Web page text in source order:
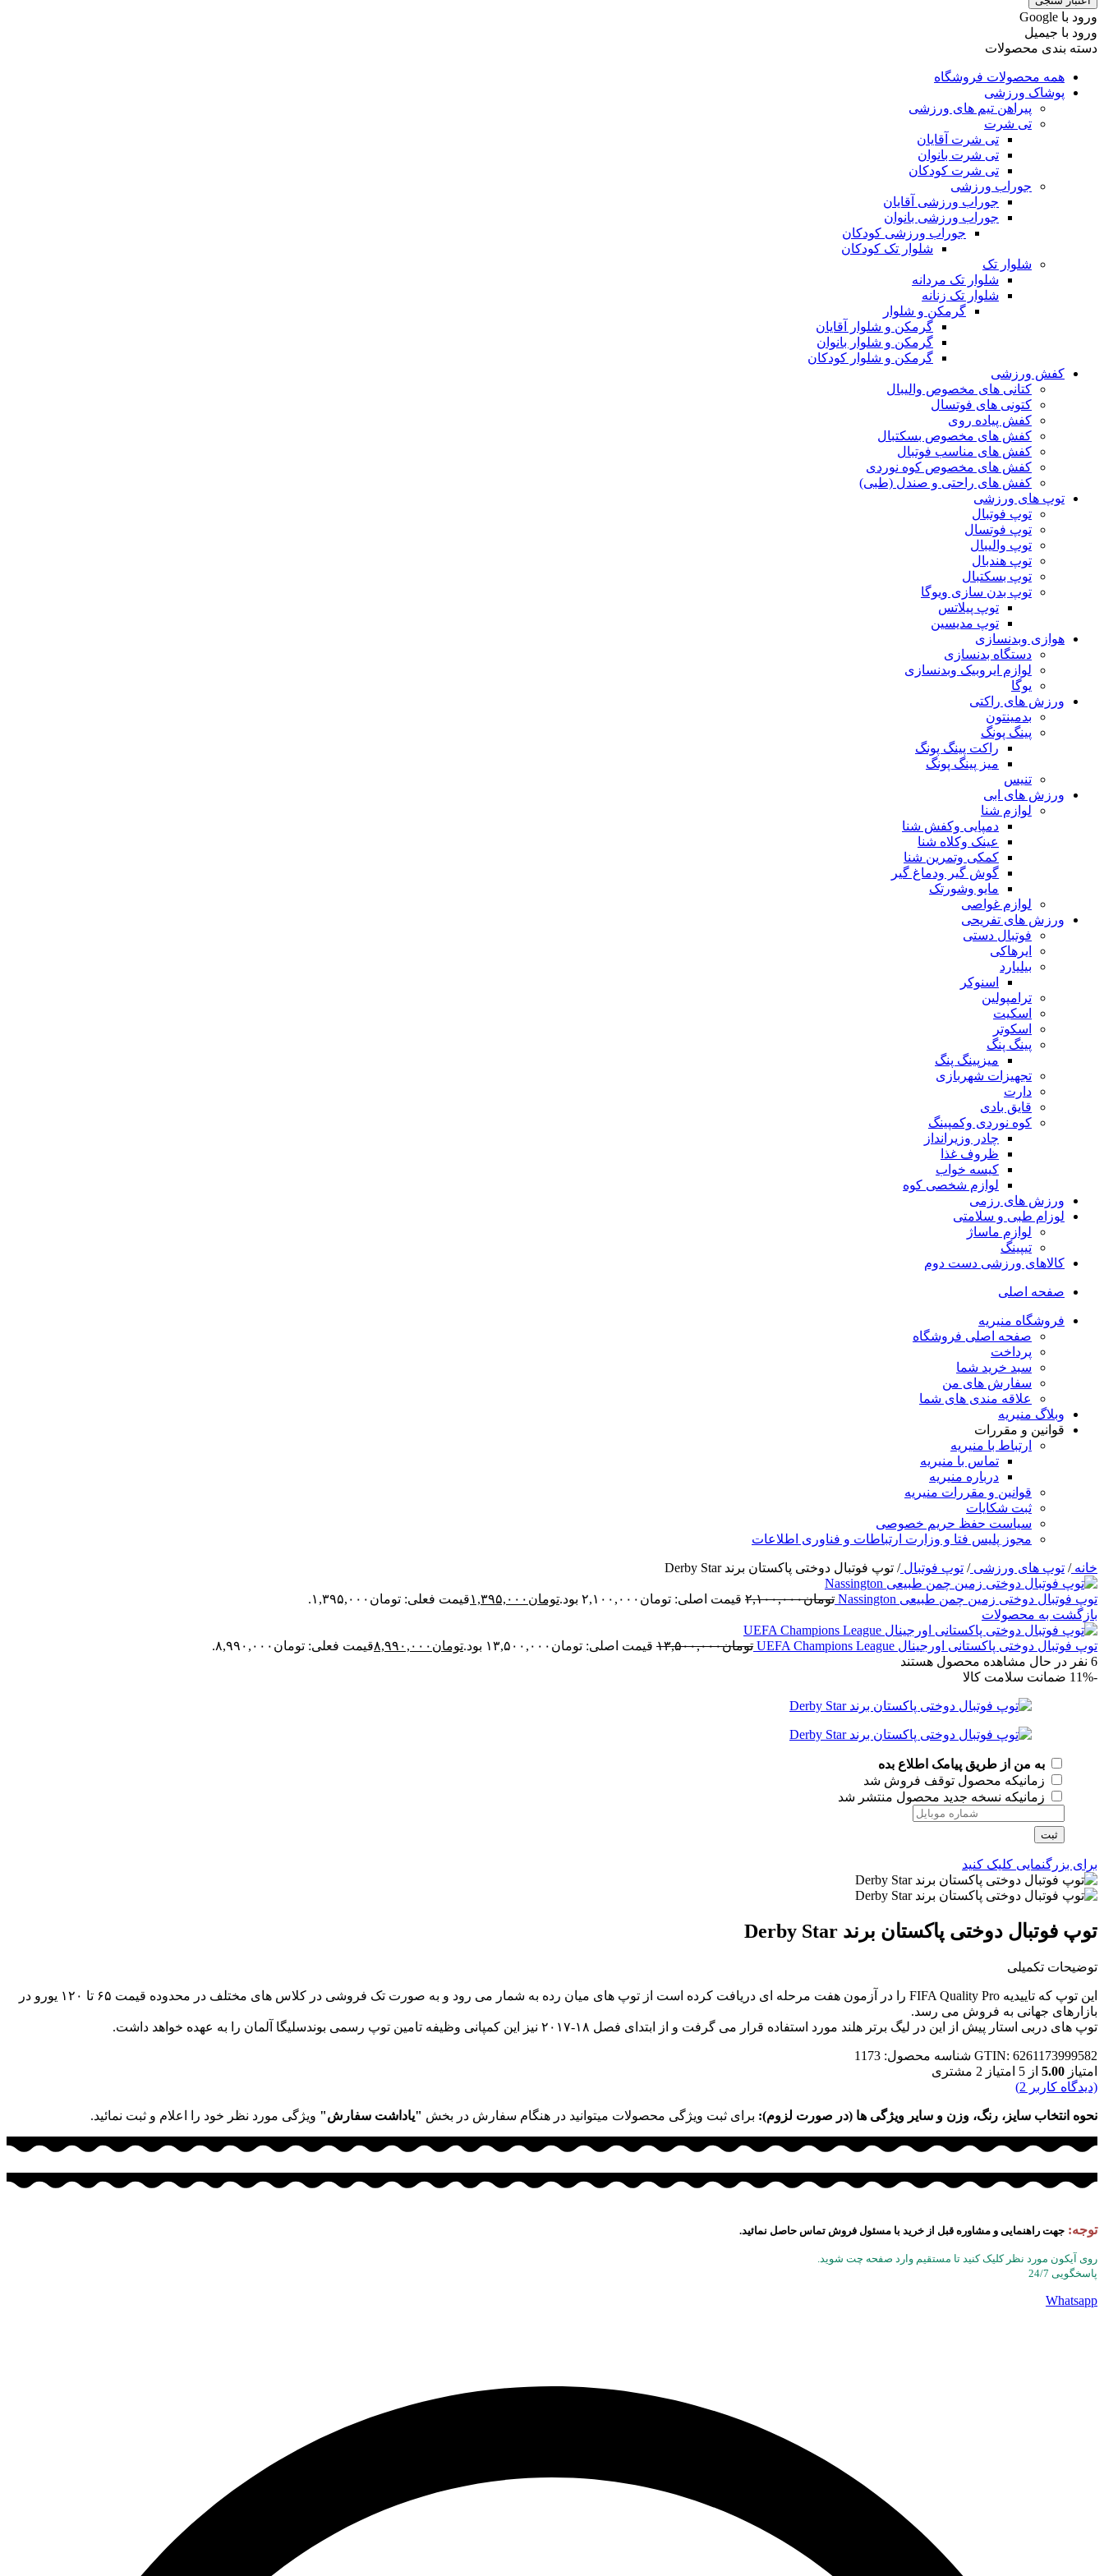
ورود با ‫Google
ورود با جیمیل
دسته بندی محصولات
همه محصولات فروشگاه
پوشاک ورزشی
پیراهن تیم های ورزشی
تی شرت
تی شرت آقایان
تی شرت بانوان
تی شرت کودکان
جوراب ورزشی
جوراب ورزشی آقایان
جوراب ورزشی بانوان
جوراب ورزشی کودکان
شلوار تک کودکان
شلوار تک
شلوار تک مردانه
شلوار تک زنانه
گرمکن و شلوار
گرمکن و شلوار آقایان
گرمکن و شلوار بانوان
گرمکن و شلوار کودکان
کفش ورزشی
کتانی های مخصوص والیبال
کتونی های فوتسال
کفش پیاده روی
کفش های مخصوص بسکتبال
کفش های مناسب فوتبال
کفش های مخصوص کوه نوردی
کفش های راحتی و صندل (طبی)
توپ های ورزشی
توپ فوتبال
توپ فوتسال
توپ والیبال
توپ هندبال
توپ بسکتبال
توپ بدن سازی ویوگا
توپ پیلاتس
توپ مدیسین
هوازی وبدنسازی
دستگاه بدنسازی
لوازم ایروبیک وبدنسازی
یوگا
ورزش های راکتی
بدمینتون
پینگ پونگ
راکت پینگ پونگ
میز پینگ پونگ
تنیس
ورزش های ابی
لوازم شنا
دمپایی وکفش شنا
عینک وکلاه شنا
کمکی وتمرین شنا
گوش گیر ودماغ گیر
مایو وشورتک
لوازم غواصی
ورزش های تفریحی
فوتبال دستی
ایرهاکی
بیلیارد
اسنوکر
ترامپولین
اسکیت
اسکوتر
پینگ پنگ
میزپینگ پنگ
تجهیزات شهربازی
دارت
قایق بادی
کوه نوردی وکمپینگ
چادر وزیرانداز
ظروف غذا
کیسه خواب
لوازم شخصی کوه
ورزش های رزمی
لوزام طبی و سلامتی
لوازم ماساژ
تیپینگ
کالاهای ورزشی دست دوم
صفحه اصلی
فروشگاه منیریه
صفحه اصلی فروشگاه
پرداخت
سبد خرید شما
سفارش های من
علاقه مندی های شما
وبلاگ منیریه
قوانین و مقررات
ارتباط با منیریه
تماس با منیریه
درباره منیریه
قوانین و مقررات منیریه
ثبت شکایات
سیاست حفظ حریم خصوصی
مجوز پلیس فتا و وزارت ارتباطات و فناوری اطلاعات
خانه/ توپ های ورزشی/ توپ فوتبال/ توپ فوتبال دوختی پاکستان برند Derby Star
توپ فوتبال دوختی زمین چمن طبیعی Nassington تومان۲,۱۰۰,۰۰۰ قیمت اصلی: تومان۲,۱۰۰,۰۰۰ بود. تومان ۱,۳۹۵,۰۰۰قیمت فعلی: تومان۱,۳۹۵,۰۰۰.
بازگشت به محصولات
توپ فوتبال دوختی پاکستانی اورجینال UEFA Champions League تومان۱۳,۵۰۰,۰۰۰ قیمت اصلی: تومان۱۳,۵۰۰,۰۰۰ بود. تومان ۸,۹۹۰,۰۰۰قیمت فعلی: تومان۸,۹۹۰,۰۰۰.
6 نفر در حال مشاهده محصول هستند
-11%
ضمانت سلامت کالا
به من از طریق پیامک اطلاع بده
زمانیکه محصول توقف فروش شد
زمانیکه نسخه جدید محصول منتشر شد
ثبت
برای بزرگنمایی کلیک کنید
توپ فوتبال دوختی پاکستان برند Derby Star
توضیحات تکمیلی
این توپ که تاییدیه FIFA Quality Pro را در آزمون هفت مرحله ای دریافت کرده است از توپ های میان رده به شمار می رود و به صورت تک فروشی در کلاس های مختلف در محدوده قیمت ۶۵ تا ۱۲۰ یورو در
بازارهای جهانی به فروش می رسد.
توپ های دربی استار پیش از این در لیگ برتر هلند مورد استفاده قرار می گرفت و از ابتدای فصل ۱۸-۲۰۱۷ نیز این کمپانی وظیفه تامین توپ رسمی بوندسلیگا آلمان را به عهده خواهد داشت.
GTIN: 6261173999582 شناسه محصول: 1173
امتیاز 5.00 از 5 امتیاز 2 مشتری
(دیدگاه کاربر 2
)
نحوه انتخاب سایز، رنگ، وزن و سایر ویژگی ها (در صورت لزوم): برای ثبت ویژگی محصولات میتوانید در هنگام سفارش در بخش "یاداشت سفارش" ویژگی مورد نظر خود را اعلام و ثبت نمائید.
توجه: جهت راهنمایی و مشاوره قبل از خرید با مسئول فروش تماس حاصل نمائید.
روی آیکون مورد نظر کلیک کنید تا مستقیم وارد صفحه چت شوید.
پاسخگویی 24/7
Whatsapp